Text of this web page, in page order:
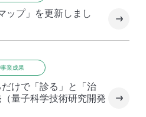
ップ」を更新しまし
業成果
けで「診る」と「治
量子科学技術研究開発